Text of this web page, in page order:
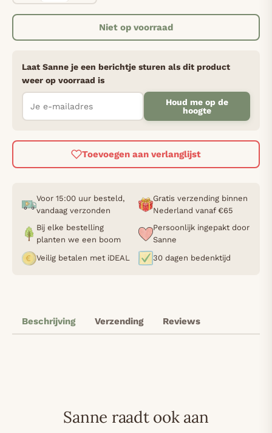
Niet op voorraad
Laat Sanne je een berichtje sturen als dit product
weer op voorraad is
Houd me op de
hoogte
Toevoegen aan verlanglijst
Voor 15:00 uur besteld,
vandaag verzonden
Gratis verzending binnen
Nederland vanaf €65
Bij elke bestelling
planten we een boom
Persoonlijk ingepakt door
Sanne
Veilig betalen met iDEAL
30 dagen bedenktijd
Beschrijving Verzending Reviews
Sanne raadt ook aan